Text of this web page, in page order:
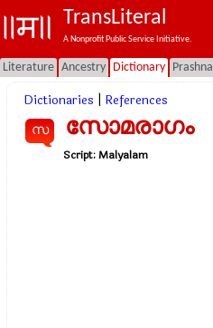
TransLiteral
A Nonprofit Public Service Initiative.
Literature Ancestry Dictionary Prashna
Dictionaries References
സ സോമരാഗം
Script:Malyalam